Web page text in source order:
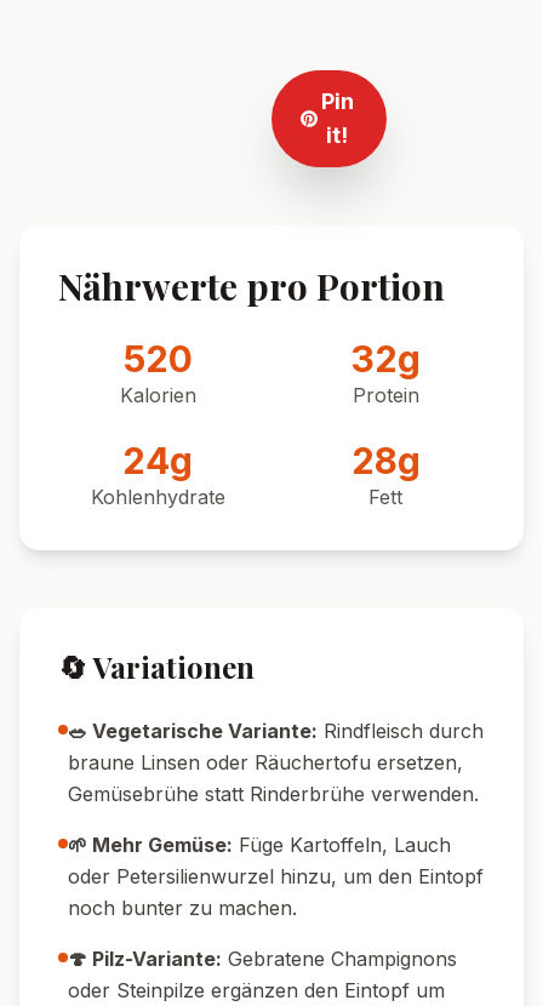
Pin
it!
Nährwerte pro Portion
520
Kalorien
32g
Protein
24g
Kohlenhydrate
28g
Fett
🔄 Variationen
🥗 Vegetarische Variante: Rindfleisch durch
braune Linsen oder Räuchertofu ersetzen,
Gemüsebrühe statt Rinderbrühe verwenden.
🌱 Mehr Gemüse: Füge Kartoffeln, Lauch
oder Petersilienwurzel hinzu, um den Eintopf
noch bunter zu machen.
🍄 Pilz-Variante: Gebratene Champignons
oder Steinpilze ergänzen den Eintopf um